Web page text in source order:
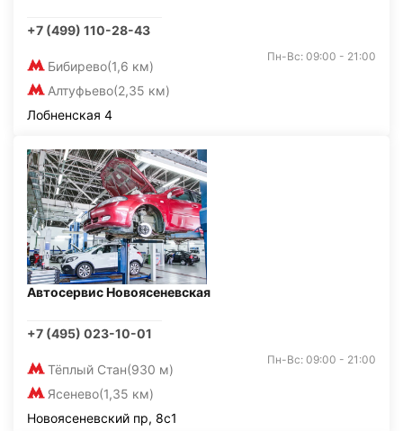
+7 (499) 110-28-43
Бибирево(1,6 км)
Алтуфьево(2,35 км)
Пн-Вс: 09:00 - 21:00
Лобненская 4
Автосервис Новоясеневская
+7 (495) 023-10-01
Тёплый Стан(930 м)
Ясенево(1,35 км)
Пн-Вс: 09:00 - 21:00
Новоясеневский пр, 8с1